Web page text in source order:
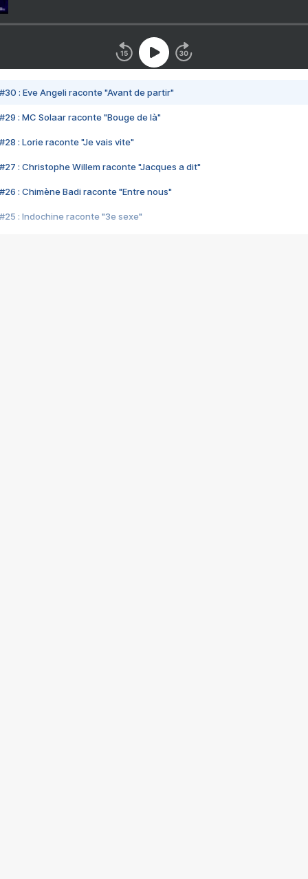
#30 : Eve Angeli raconte "Avant de partir"
#29 : MC Solaar raconte "Bouge de là"
#28 : Lorie raconte "Je vais vite"
#27 : Christophe Willem raconte "Jacques a dit"
#26 : Chimène Badi raconte "Entre nous"
#25 : Indochine raconte "3e sexe"